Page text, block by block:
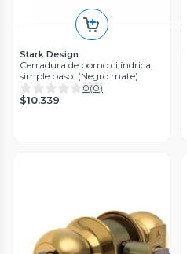
Stark Design
Cerradura de pomo cilíndrica,
simple paso. (Negro mate)
0(0)
$10.339